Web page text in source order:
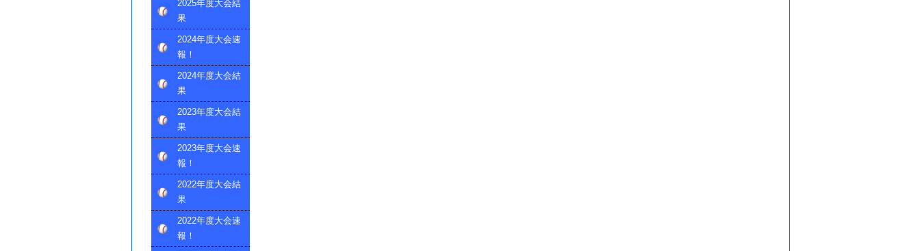
2025年度大会結
果
2024年度大会速
報！
2024年度大会結
果
2023年度大会結
果
2023年度大会速
報！
2022年度大会結
果
2022年度大会速
報！